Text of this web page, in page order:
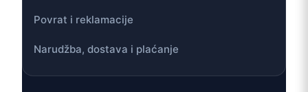
Povrat i reklamacije
Narudžba, dostava i plaćanje